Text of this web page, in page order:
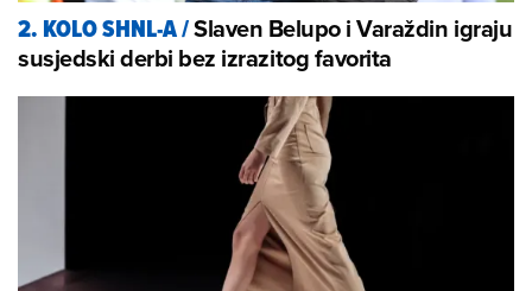
2. KOLO SHNL-A/Slaven Belupo i Varaždin igraju
susjedski derbi bez izrazitog favorita